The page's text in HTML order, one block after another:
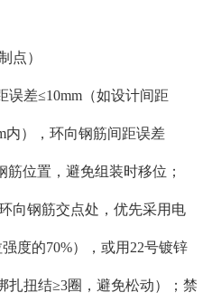
点）
差≤10mm（如设计间距
内），环向钢筋间距误差
筋位置，避免组装时移位；
钢筋交点处，优先采用电
度的70%），或用22号镀锌
扎扭结≥3圈，避免松动）；禁